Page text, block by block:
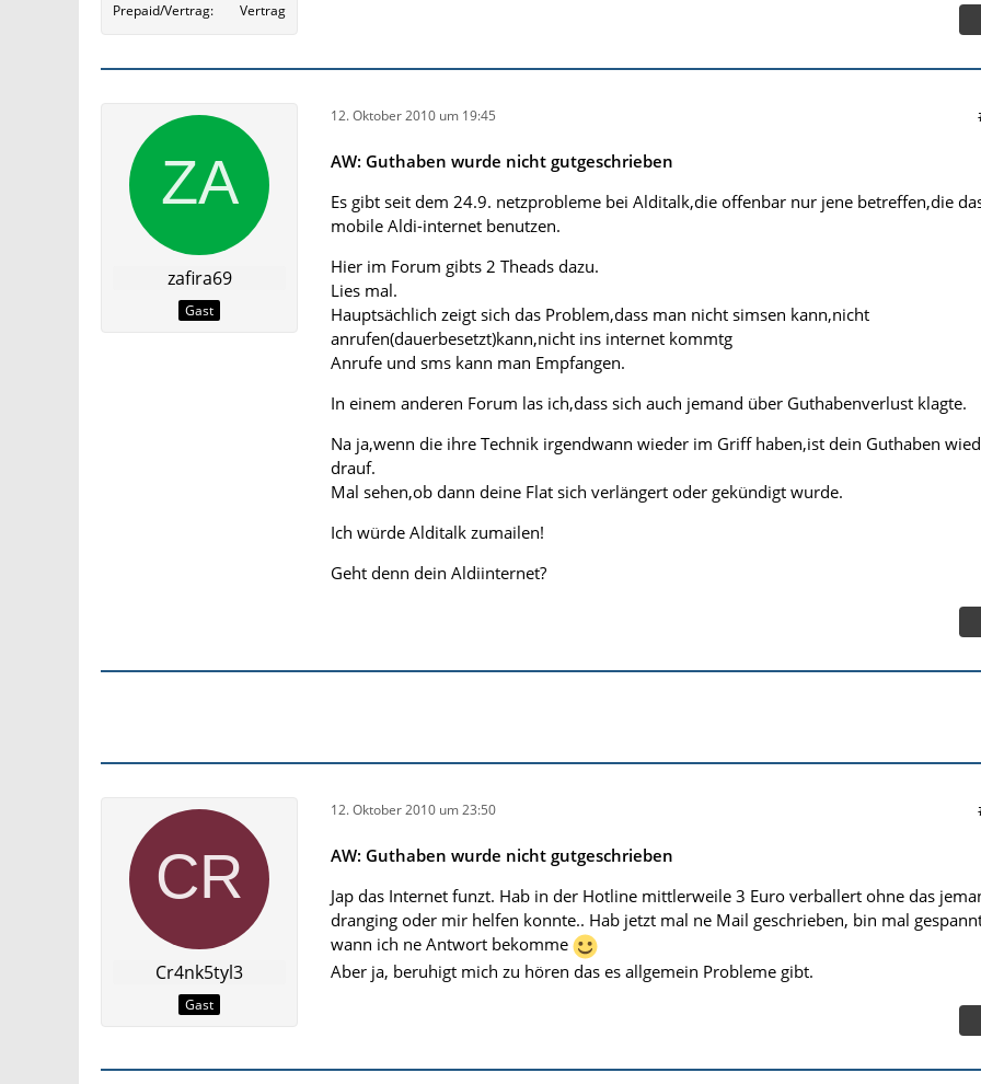
Prepaid/Vertrag
Vertrag
zafira69
Gast
12. Oktober 2010 um 19:45
AW: Guthaben wurde nicht gutgeschrieben
Es gibt seit dem 24.9. netzprobleme bei Alditalk,die offenbar nur jene betreffen,die
mobile Aldi-internet benutzen.
Hier im Forum gibts 2 Theads dazu.
Lies mal.
Hauptsächlich zeigt sich das Problem,dass man nicht simsen kann,nicht
anrufen(dauerbesetzt)kann,nicht ins internet kommtg
Anrufe und sms kann man Empfangen.
In einem anderen Forum las ich,dass sich auch jemand über Guthabenverlust klagte.
Na ja,wenn die ihre Technik irgendwann wieder im Griff haben,ist dein Guthaben
drauf.
Mal sehen,ob dann deine Flat sich verlängert oder gekündigt wurde.
Ich würde Alditalk zumailen!
Geht denn dein Aldiinternet?
Cr4nk5tyl3
Gast
12. Oktober 2010 um 23:50
AW: Guthaben wurde nicht gutgeschrieben
Jap das Internet funzt. Hab in der Hotline mittlerweile 3 Euro verballert ohne das
dranging oder mir helfen konnte.. Hab jetzt mal ne Mail geschrieben, bin mal
wann ich ne Antwort bekomme
Aber ja, beruhigt mich zu hören das es allgemein Probleme gibt.